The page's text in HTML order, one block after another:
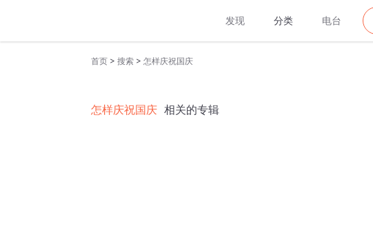
发现 分类 电台
首页 > 搜索 > 怎样庆祝国庆
怎样庆祝国庆 相关的专辑